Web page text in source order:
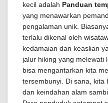
kecil adalah Panduan
yang menawarkan
pengalaman unik.
terlalu dikenal oleh
kedamaian dan keaslian
jalur hiking yang melewati
bisa mengantarkan kita
tersembunyi. Di sana, kita
dan keindahan alam